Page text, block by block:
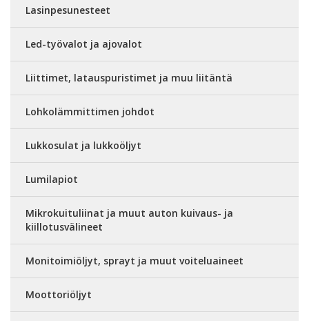
Lasinpesunesteet
Led-työvalot ja ajovalot
Liittimet, latauspuristimet ja muu liitäntä
Lohkolämmittimen johdot
Lukkosulat ja lukkoöljyt
Lumilapiot
Mikrokuituliinat ja muut auton kuivaus- ja
kiillotusvälineet
Monitoimiöljyt, sprayt ja muut voiteluaineet
Moottoriöljyt